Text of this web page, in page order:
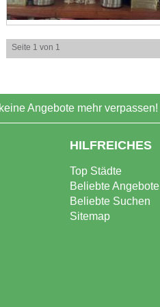
Seite 1 von 1
Angebote mehr verpassen!
HILFREICHES
Top Städte
Beliebte Angebote
Beliebte Suchen
Sitemap